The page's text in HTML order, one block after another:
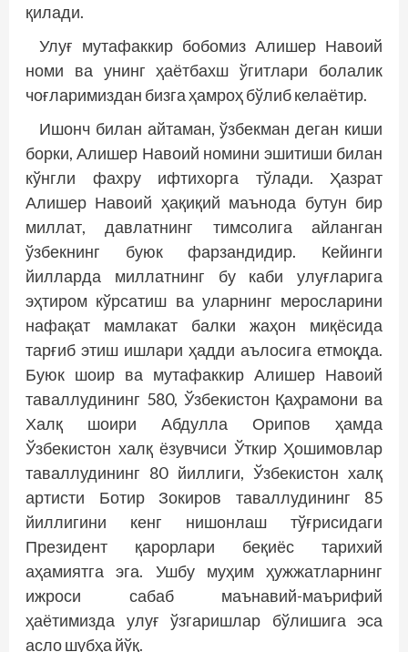
қилади.
Улуғ мутафаккир бобомиз Алишер Навоий
номи ва унинг ҳаётбахш ўгитлари болалик
чоғларимиздан бизга ҳамроҳ бўлиб келаётир.
Ишонч билан айтаман, ўзбекман деган киши
борки, Алишер Навоий номини эшитиши билан
кўнгли фахру ифтихорга тўлади. Ҳазрат
Алишер Навоий ҳақиқий маънода бутун бир
миллат, давлатнинг тимсолига айланган
ўзбекнинг буюк фарзандидир. Кейинги
йилларда миллатнинг бу каби улуғларига
эҳтиром кўрсатиш ва уларнинг меросларини
нафақат мамлакат балки жаҳон миқёсида
тарғиб этиш ишлари ҳадди аълосига етмоқда.
Буюк шоир ва мутафаккир Алишер Навоий
таваллудининг 580, Ўзбекис­тон Қаҳрамони ва
Халқ шоири Абдулла Орипов ҳамда
Ўзбекистон халқ ёзувчиси Ўткир Ҳошимовлар
таваллудининг 80 йиллиги, Ўзбекистон халқ
артисти Ботир Зокиров таваллудининг 85
йиллигини кенг нишонлаш тўғрисидаги
Президент қарорлари беқиёс тарихий
аҳамиятга эга. Ушбу муҳим ҳужжатларнинг
ижроси сабаб маънавий-маърифий
ҳаётимизда улуғ ўзгаришлар бўлишига эса
асло шубҳа йўқ.